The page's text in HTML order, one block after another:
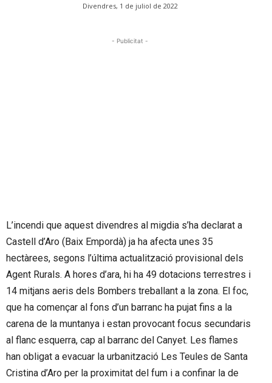
Divendres, 1 de juliol de 2022
- Publicitat -
L’incendi que aquest divendres al migdia s’ha declarat a
Castell d’Aro (Baix Empordà) ja ha afecta unes 35
hectàrees, segons l’última actualització provisional dels
Agent Rurals. A hores d’ara, hi ha 49 dotacions terrestres i
14 mitjans aeris dels Bombers treballant a la zona. El foc,
que ha començar al fons d’un barranc ha pujat fins a la
carena de la muntanya i estan provocant focus secundaris
al flanc esquerra, cap al barranc del Canyet. Les flames
han obligat a evacuar la urbanització Les Teules de Santa
Cristina d’Aro per la proximitat del fum i a confinar la de